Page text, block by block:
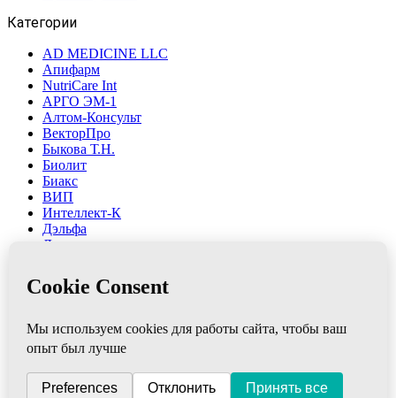
Категории
AD MEDICINE LLC
Апифарм
NutriCare Int
АРГО ЭМ-1
Алтом-Консульт
ВекторПро
Быкова Т.Н.
Биолит
Биакс
ВИП
Интеллект-К
Дэльфа
Дон
Новь
НИИ ЛОП и НТ
Ляпко
ФитоЛайн
Сибирь-Цео
ЮГ
Элмет-СПб